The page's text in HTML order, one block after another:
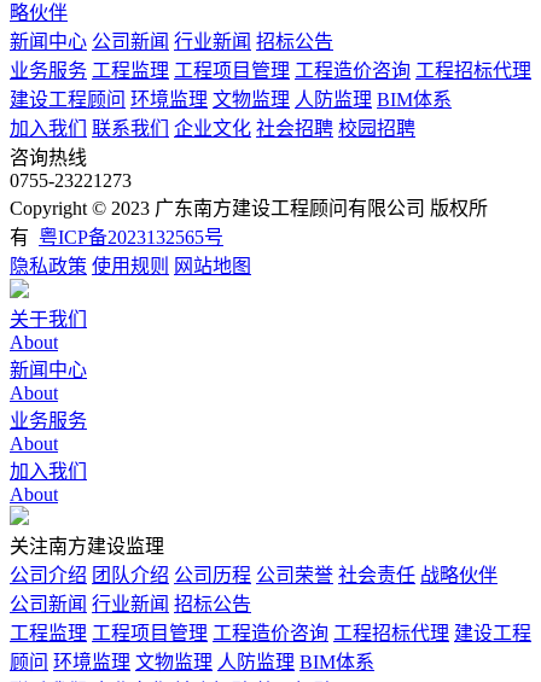
略伙伴
新闻中心 公司新闻 行业新闻 招标公告
业务服务 工程监理 工程项目管理 工程造价咨询 工程招标代理
建设工程顾问 环境监理 文物监理 人防监理 BIM体系
加入我们
联系我们 企业文化 社会招聘 校园招聘
咨询热线
0755-23221273
Copyright © 2023 广东南方建设工程顾问有限公司 版权所
有 粤ICP备2023132565号
隐私政策 使用规则 网站地图
关于我们
About
新闻中心
About
业务服务
About
加入我们
About
关注南方建设监理
公司介绍 团队介绍 公司历程 公司荣誉 社会责任 战略伙伴
公司新闻 行业新闻 招标公告
工程监理 工程项目管理 工程造价咨询 工程招标代理 建设工程
顾问 环境监理 文物监理 人防监理 BIM体系